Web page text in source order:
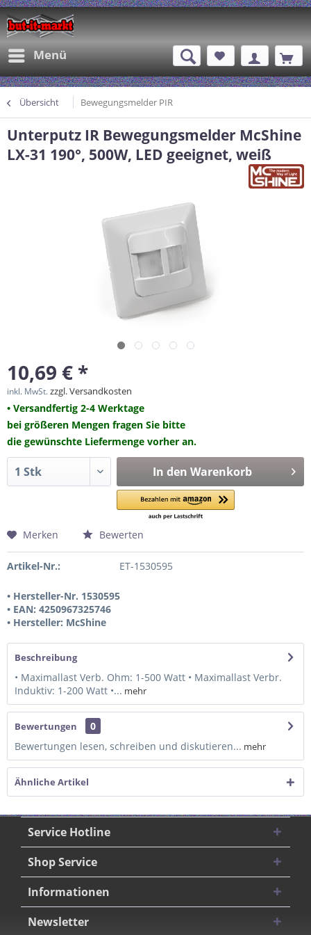
Menü
Übersicht Bewegungsmelder PIR
Unterputz IR Bewegungsmelder McShine
LX-31 190°, 500W, LED geeignet, weiß
10,69 € *
inkl. MwSt.zzgl. Versandkosten
• Versandfertig 2-4 Werktage
bei größeren Mengen fragen Sie bitte
die gewünschte Liefermenge vorher an.
In den Warenkorb
Merken Bewerten
Artikel-Nr.: ET-1530595
• Hersteller-Nr. 1530595
• EAN: 4250967325746
• Hersteller: McShine
Beschreibung
• Maximallast Verb. Ohm: 1-500 Watt • Maximallast Verbr.
Induktiv: 1-200 Watt •... mehr
Bewertungen
0
Bewertungen lesen, schreiben und diskutieren... mehr
Ähnliche Artikel
Service Hotline
Shop Service
Informationen
Newsletter